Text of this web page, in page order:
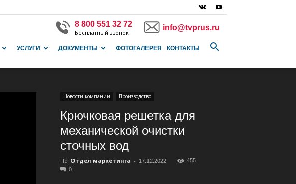
8 800 551 32 72
Бесплатный звонок
info@tvprus.ru
УСЛУГИ ДОКУМЕНТЫ ФОТОГАЛЕРЕЯ КОНТАКТЫ
Новости компании Производство
Крючковая решетка для
механической очистки
сточных вод
По Отдел маркетинга - 17.12.2022
455
0